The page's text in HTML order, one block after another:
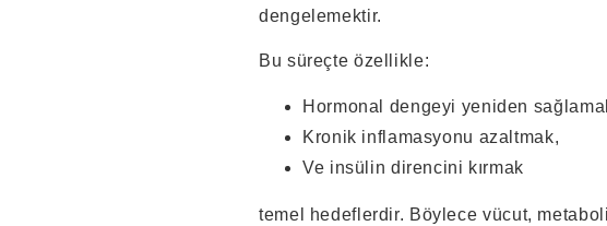
dengelemektir.
Bu süreçte özellikle:
Hormonal dengeyi yeniden
Kronik inflamasyonu azaltmak,
Ve insülin direncini kırmak
temel hedeflerdir. Böylece vücut,